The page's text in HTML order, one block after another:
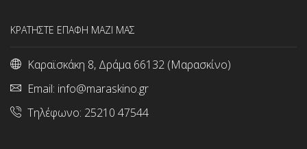
ΚΡΑΤΗΣΤΕ ΕΠΑΦΗ ΜΑΖΙ ΜΑΣ
Καραϊσκάκη 8, Δράμα 66132 (Μαρασκίνο)
Email: info@maraskino.gr
Τηλέφωνο: 25210 47544